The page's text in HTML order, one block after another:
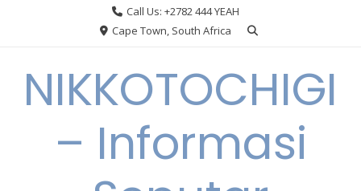
Call Us: +2782 444 YEAH
Cape Town, South Africa
NIKKOTOCHIGI
– Informasi